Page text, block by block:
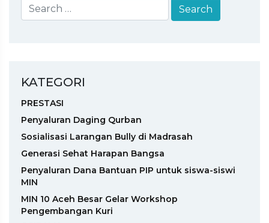
KATEGORI
PRESTASI
Penyaluran Daging Qurban
Sosialisasi Larangan Bully di Madrasah
Generasi Sehat Harapan Bangsa
Penyaluran Dana Bantuan PIP untuk siswa-siswi
MIN
MIN 10 Aceh Besar Gelar Workshop
Pengembangan Kuri